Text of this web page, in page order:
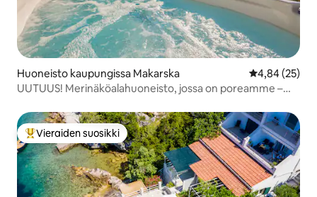
Huoneisto kaupungissa Makarska
4,84 (25)
UUTUUS! Merinäköalahuoneisto, jossa on poreamme –
Vieraiden suosikkien parhaimmistoa
Vieraiden suosikki